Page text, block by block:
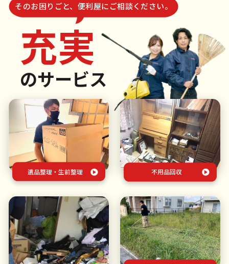
充実
のサービス
そのお困りごと、便利屋にご相談ください。
遺品整理・生前整理 不用品回収